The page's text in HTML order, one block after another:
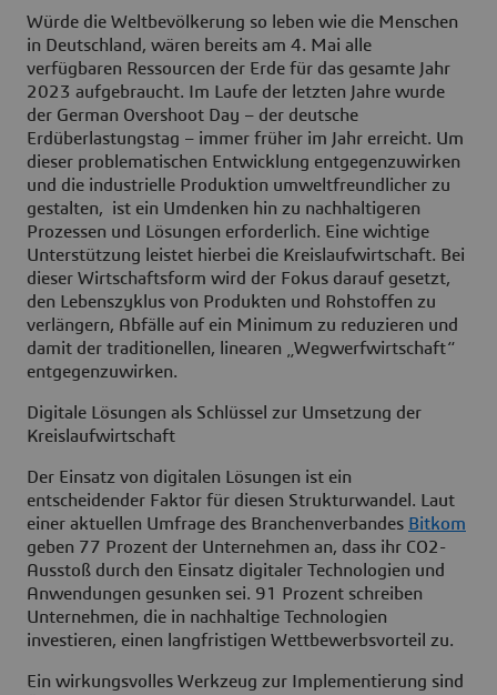
Würde die Weltbevölkerung so leben wie die Menschen
in Deutschland, wären bereits am 4. Mai alle
verfügbaren Ressourcen der Erde für das gesamte Jahr
2023 aufgebraucht. Im Laufe der letzten Jahre wurde
der German Overshoot Day – der deutsche
Erdüberlastungstag – immer früher im Jahr erreicht. Um
dieser problematischen Entwicklung entgegenzuwirken
und die industrielle Produktion umweltfreundlicher zu
gestalten, ist ein Umdenken hin zu nachhaltigeren
Prozessen und Lösungen erforderlich. Eine wichtige
Unterstützung leistet hierbei die Kreislaufwirtschaft. Bei
dieser Wirtschaftsform wird der Fokus darauf gesetzt,
den Lebenszyklus von Produkten und Rohstoffen zu
verlängern, Abfälle auf ein Minimum zu reduzieren und
damit der traditionellen, linearen „Wegwerfwirtschaft“
entgegenzuwirken.
Digitale Lösungen als Schlüssel zur Umsetzung der
Kreislaufwirtschaft
Der Einsatz von digitalen Lösungen ist ein
entscheidender Faktor für diesen Strukturwandel. Laut
einer aktuellen Umfrage des Branchenverbandes Bitkom
geben 77 Prozent der Unternehmen an, dass ihr CO2-
Ausstoß durch den Einsatz digitaler Technologien und
Anwendungen gesunken sei. 91 Prozent schreiben
Unternehmen, die in nachhaltige Technologien
investieren, einen langfristigen Wettbewerbsvorteil zu.
Ein wirkungsvolles Werkzeug zur Implementierung sind